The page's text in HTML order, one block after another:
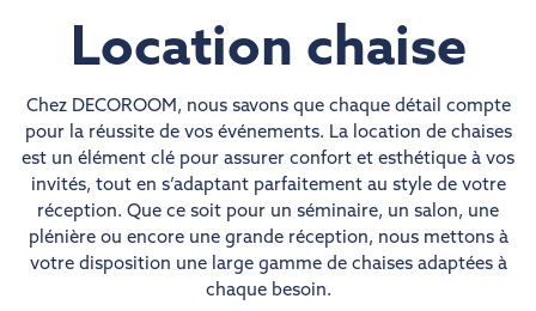
Location chaise
Chez DECOROOM, nous savons que chaque détail compte
pour la réussite de vos événements. La location de chaises
est un élément clé pour assurer confort et esthétique à vos
invités, tout en s’adaptant parfaitement au style de votre
réception. Que ce soit pour un séminaire, un salon, une
plénière ou encore une grande réception, nous mettons à
votre disposition une large gamme de chaises adaptées à
chaque besoin.